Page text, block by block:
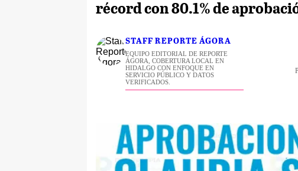
récord con 80.1% de
STAFF REPORTE ÁGORA
EQUIPO EDITORIAL DE REPORTE
ÁGORA, COBERTURA LOCAL EN
HIDALGO CON ENFOQUE EN
SERVICIO PÚBLICO Y DATOS
VERIFICADOS.